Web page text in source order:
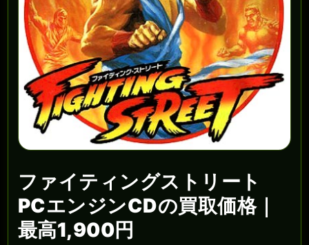
ファイティングストリート
PCエンジンCDの買取価格｜
最高1,900円